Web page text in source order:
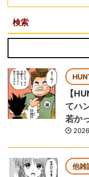
検索
【
てハ
若か
他雑